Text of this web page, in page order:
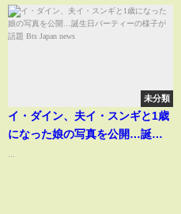
未分類
イ・ダイン、夫イ・スンギと1歳
になった娘の写真を公開…誕生